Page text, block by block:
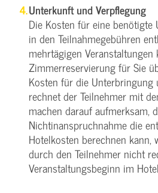
Unterkunft und Verpflegung
Die Kosten für eine
in den Teilnahmegebühren
mehrtägigen
Zimmerreservierung für Sie
Kosten für die Unterbringung
rechnet der Teilnehmer mit
machen darauf aufmerksam,
Nichtinanspruchnahme die
Hotelkosten berechnen kann,
durch den Teilnehmer nicht
Veranstaltungsbeginn im